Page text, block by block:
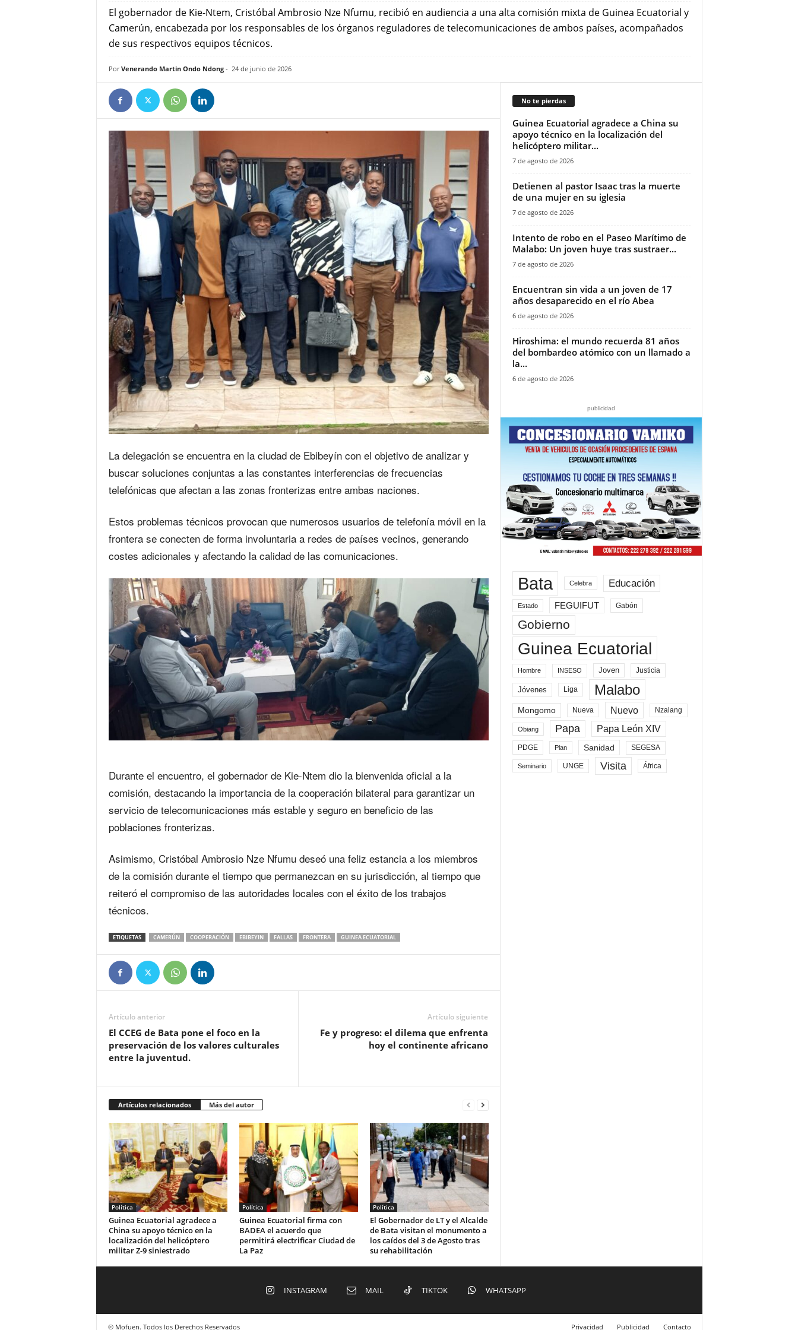
El gobernador de Kie-Ntem, Cristóbal Ambrosio Nze Nfumu, recibió en audiencia a una alta comisión mixta de Guinea Ecuatorial y
Camerún, encabezada por los responsables de los órganos reguladores de telecomunicaciones de ambos países, acompañados
de sus respectivos equipos técnicos.
Por Venerando Martin Ondo Ndong- 24 de junio de 2026
La delegación se encuentra en la ciudad de Ebibeyín con el objetivo de analizar y
buscar soluciones conjuntas a las constantes interferencias de frecuencias
telefónicas que afectan a las zonas fronterizas entre ambas naciones.
Estos problemas técnicos provocan que numerosos usuarios de telefonía móvil en la
frontera se conecten de forma involuntaria a redes de países vecinos, generando
costes adicionales y afectando la calidad de las comunicaciones.
Durante el encuentro, el gobernador de Kie-Ntem dio la bienvenida oficial a la
comisión, destacando la importancia de la cooperación bilateral para garantizar un
servicio de telecomunicaciones más estable y seguro en beneficio de las
poblaciones fronterizas.
Asimismo, Cristóbal Ambrosio Nze Nfumu deseó una feliz estancia a los miembros
de la comisión durante el tiempo que permanezcan en su jurisdicción, al tiempo que
reiteró el compromiso de las autoridades locales con el éxito de los trabajos
técnicos.
ETIQUETAS CAMERÚN COOPERACIÓN EBIBEYIN FALLAS FRONTERA GUINEA ECUATORIAL
Artículo anterior
El CCEG de Bata pone el foco en la
preservación de los valores culturales
entre la juventud.
Artículo siguiente
Fe y progreso: el dilema que enfrenta
hoy el continente africano
Artículos relacionados Más del autor
Política
Guinea Ecuatorial agradece a
China su apoyo técnico en la
localización del helicóptero
militar Z-9 siniestrado
Política
Guinea Ecuatorial firma con
BADEA el acuerdo que
permitirá electrificar Ciudad de
La Paz
Política
El Gobernador de LT y el Alcalde
de Bata visitan el monumento a
los caídos del 3 de Agosto tras
su rehabilitación
No te pierdas
Guinea Ecuatorial agradece a China su
apoyo técnico en la localización del
helicóptero militar...
7 de agosto de 2026
‎Detienen al pastor Isaac tras la muerte
de una mujer en su iglesia‎
7 de agosto de 2026
Intento de robo en el Paseo Marítimo de
Malabo: Un joven huye tras sustraer...
7 de agosto de 2026
Encuentran sin vida a un joven de 17
años desaparecido en el río Abea
6 de agosto de 2026
Hiroshima: el mundo recuerda 81 años
del bombardeo atómico con un llamado a
la...
6 de agosto de 2026
publicidad
Bata Celebra Educación
Estado FEGUIFUT Gabón
Gobierno
Guinea Ecuatorial
Hombre INSESO Joven Justicia
Jóvenes Liga Malabo
Mongomo Nueva Nuevo Nzalang
Obiang Papa Papa León XIV
PDGE Plan Sanidad SEGESA
Seminario UNGE Visita África
INSTAGRAM MAIL TIKTOK WHATSAPP
Privacidad Publicidad Contacto
© Mofuen. Todos los Derechos Reservados